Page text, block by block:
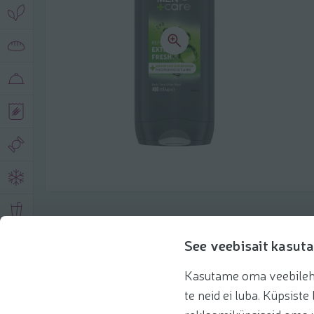
See veebisait
Kasutame oma
te neid ei luba.
Рекомендации